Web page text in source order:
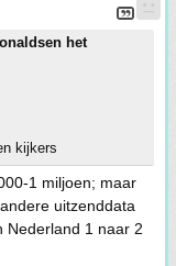
het
kijkers
1 miljoen; maar
uitzenddata
Nederland 1 naar 2